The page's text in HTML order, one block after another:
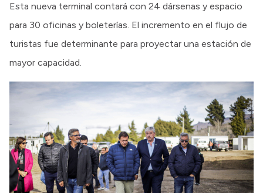
Esta nueva terminal contará con 24 dársenas y espacio
para 30 oficinas y boleterías. El incremento en el flujo de
turistas fue determinante para proyectar una estación de
mayor capacidad.